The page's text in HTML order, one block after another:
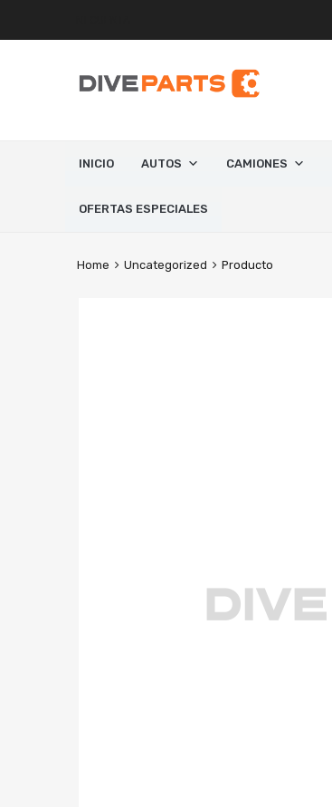
INICIO AUTOS CAMIONES
OFERTAS ESPECIALES
Home Uncategorized Producto